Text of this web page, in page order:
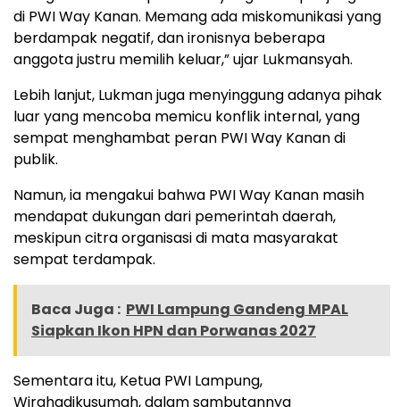
di PWI Way Kanan. Memang ada miskomunikasi yang
berdampak negatif, dan ironisnya beberapa
anggota justru memilih keluar,” ujar Lukmansyah.
Lebih lanjut, Lukman juga menyinggung adanya pihak
luar yang mencoba memicu konflik internal, yang
sempat menghambat peran PWI Way Kanan di
publik.
Namun, ia mengakui bahwa PWI Way Kanan masih
mendapat dukungan dari pemerintah daerah,
meskipun citra organisasi di mata masyarakat
sempat terdampak.
Baca Juga : PWI Lampung Gandeng MPAL
Siapkan Ikon HPN dan Porwanas 2027
Sementara itu, Ketua PWI Lampung,
Wirahadikusumah, dalam sambutannya